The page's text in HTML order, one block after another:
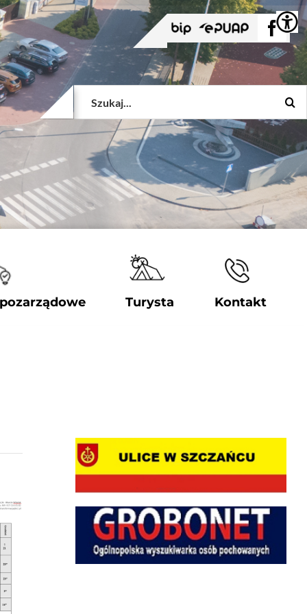
BIP EPUAP
Turysta Kontakt